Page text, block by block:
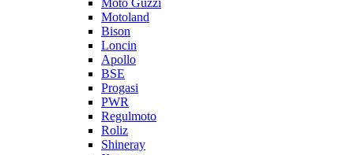
Moto Guzzi
Motoland
Bison
Loncin
Apollo
BSE
Progasi
PWR
Regulmoto
Roliz
Shineray